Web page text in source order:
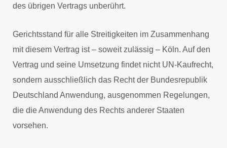
des übrigen Vertrags unberührt.
Gerichtsstand für alle Streitigkeiten im Zusammenhang
mit diesem Vertrag ist – soweit zulässig – Köln. Auf den
Vertrag und seine Umsetzung findet nicht UN-Kaufrecht,
sondern ausschließlich das Recht der Bundesrepublik
Deutschland Anwendung, ausgenommen Regelungen,
die die Anwendung des Rechts anderer Staaten
vorsehen.